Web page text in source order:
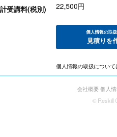
受講料(税別) 22,500円
個人情報の取
見積りを
個人情報の取扱について
会社概要 個人
© Reskill